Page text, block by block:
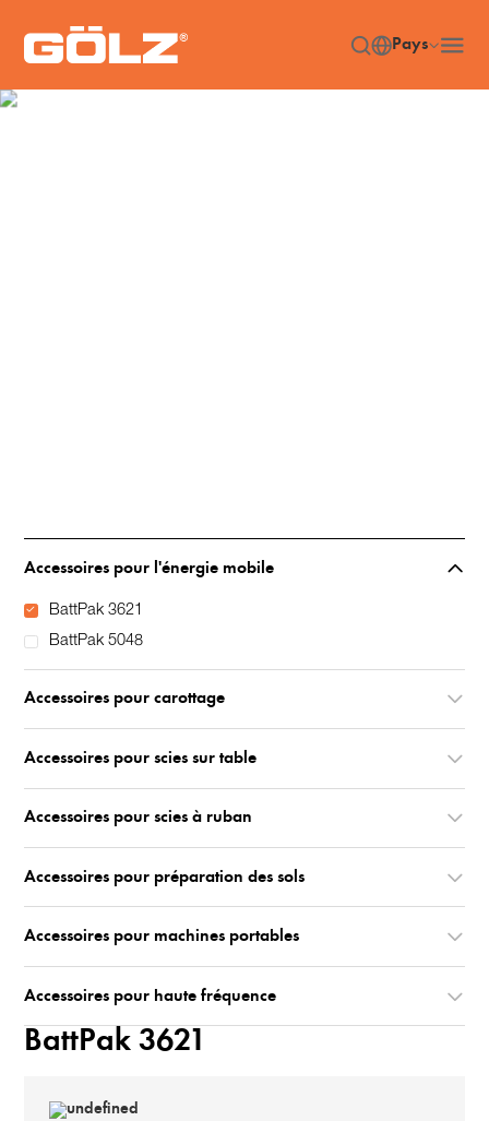
Pays
Accessoires pour l'énergie mobile
BattPak 3621
BattPak 5048
Accessoires pour carottage
Accessoires pour scies sur table
Accessoires pour scies à ruban
Accessoires pour préparation des sols
Accessoires pour machines portables
Accessoires pour haute fréquence
BattPak 3621